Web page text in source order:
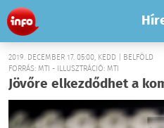
2019. DECEMBER 17. 05:00, KEDD | BELFÖLD
FORRÁS: MTI - ILLUSZTRÁCIÓ: MTI
Jövőre elkezdődhet a